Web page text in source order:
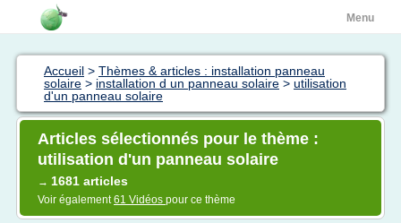
Menu
Accueil > Thèmes & articles : installation panneau
solaire > installation d un panneau solaire > utilisation
d'un panneau solaire
Articles sélectionnés pour le thème :
utilisation d'un panneau solaire
→ 1681 articles
Voir également61 Vidéos pour ce thème